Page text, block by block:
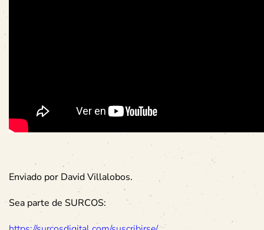
Enviado por David Villalobos.
Sea parte de SURCOS: